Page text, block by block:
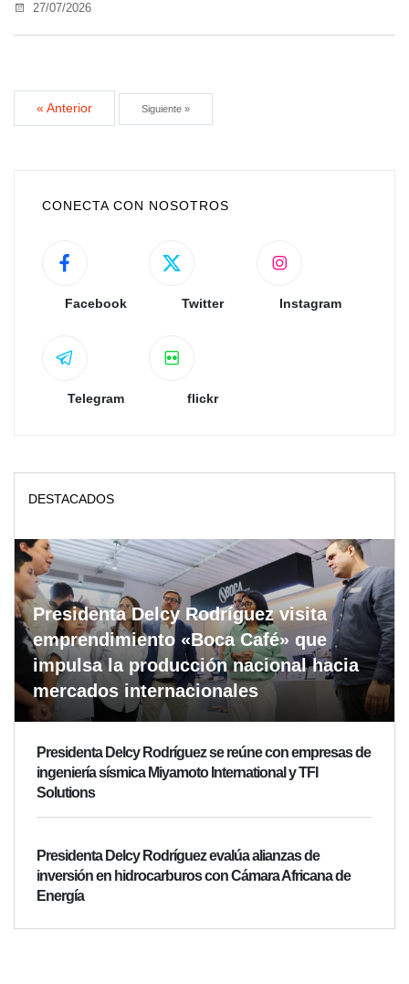
27/07/2026
« Anterior Siguiente »
CONECTA CON NOSOTROS
Facebook Twitter Instagram
Telegram flickr
DESTACADOS
Presidenta Delcy Rodríguez visita
emprendimiento «Boca Café» que
impulsa la producción nacional hacia
mercados internacionales
Presidenta Delcy Rodríguez se reúne con empresas de
ingeniería sísmica Miyamoto International y TFI
Solutions
Presidenta Delcy Rodríguez evalúa alianzas de
inversión en hidrocarburos con Cámara Africana de
Energía